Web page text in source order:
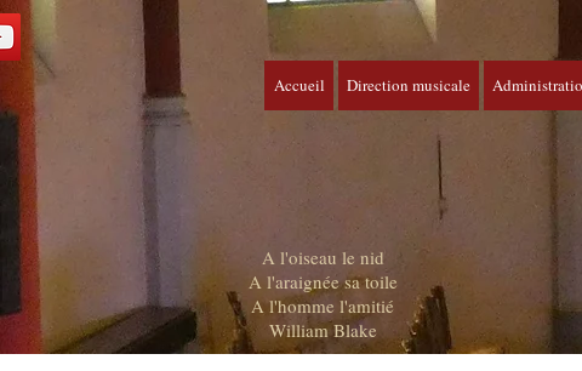
Accueil Direction musicale
A l'oiseau le nid
A l'araignée sa toile
A l'homme l'amitié
William Blake